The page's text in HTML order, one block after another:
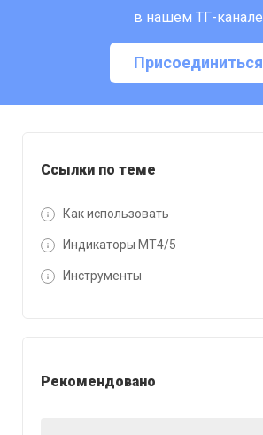
Ссылки по теме
Как использовать
Индикаторы MT4/5
Инструменты
Рекомендовано
в нашем ТГ-канале
Присоединиться